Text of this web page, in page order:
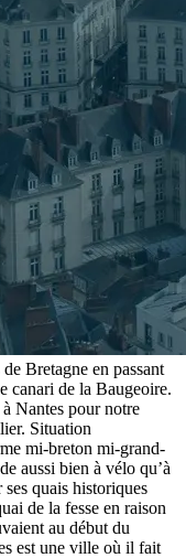
Bretagne en passant
canari de la Baugeoire.
Nantes pour notre
Situation
mi-breton mi-grand-
aussi bien à vélo qu’à
quais historiques
de la fesse en raison
au début du
est une ville où il fait